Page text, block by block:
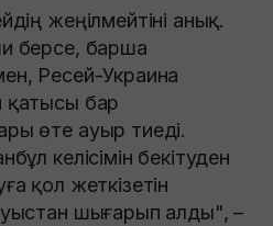
жеңілмейтіні анық.
берсе, барша
Ресей-Украина
қатысы бар
өте ауыр тиеді.
келісімін бекітуден
қол жеткізетін
уыстан шығарып алды", –